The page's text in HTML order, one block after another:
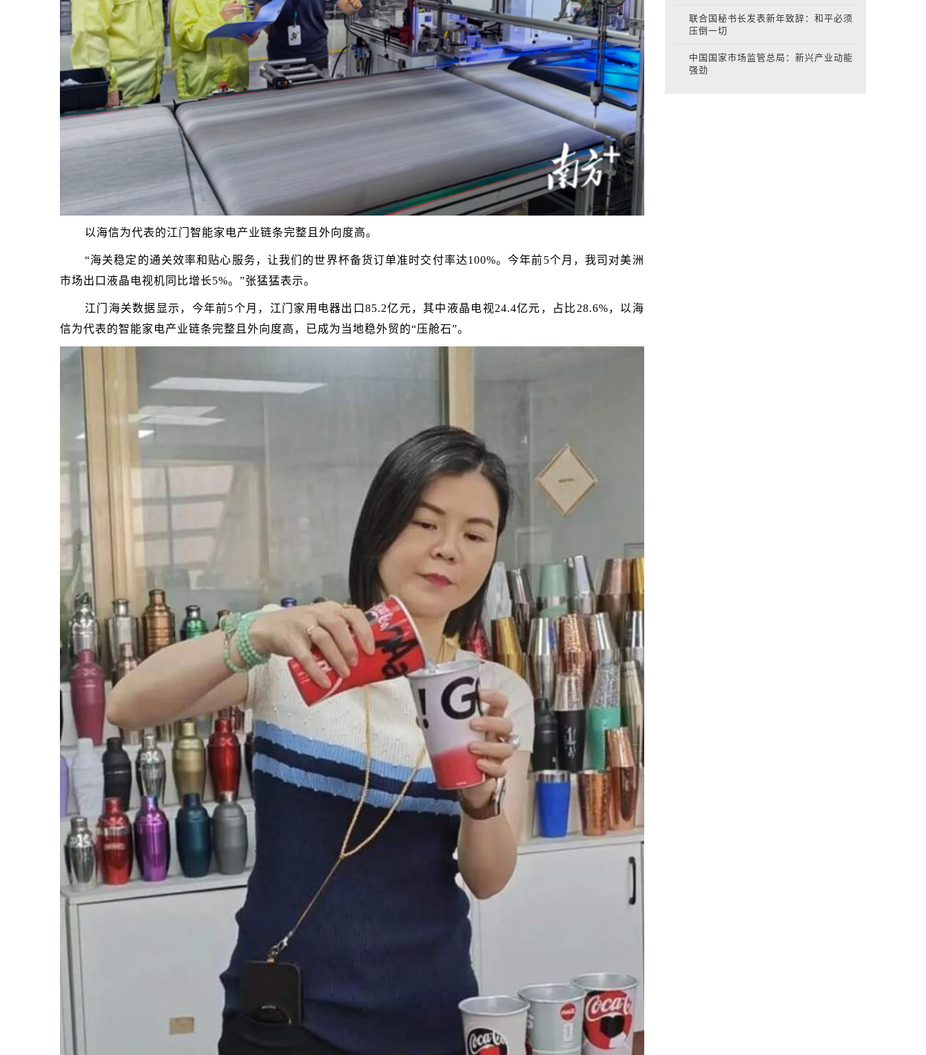
以海信为代表的江门智能家电产业链条完整且外向度高。
“海关稳定的通关效率和贴心服务，让我们的世界杯备货订单准时交付率达100%。今年前5个月，我司对美洲
市场出口液晶电视机同比增长5%。”张猛猛表示。
江门海关数据显示，今年前5个月，江门家用电器出口85.2亿元，其中液晶电视24.4亿元，占比28.6%，以海
信为代表的智能家电产业链条完整且外向度高，已成为当地稳外贸的“压舱石”。
联合国秘书长发表新年致辞：和平必须
压倒一切
中国国家市场监管总局：新兴产业动能
强劲